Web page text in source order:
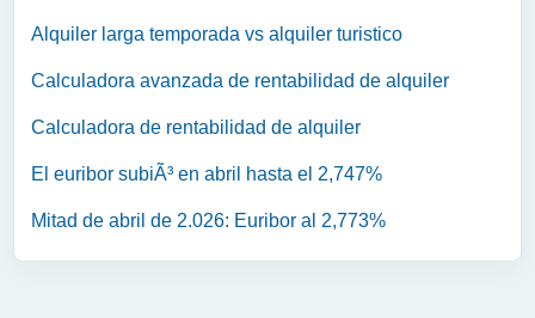
Alquiler larga temporada vs alquiler turistico
Calculadora avanzada de rentabilidad de alquiler
Calculadora de rentabilidad de alquiler
El euribor subiÃ³ en abril hasta el 2,747%
Mitad de abril de 2.026: Euribor al 2,773%